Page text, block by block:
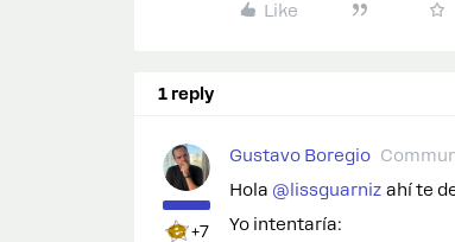
Like
1 reply
+7
Gustavo Boregio
Hola ​ @lissguarniz ahí te
Yo intentaría: